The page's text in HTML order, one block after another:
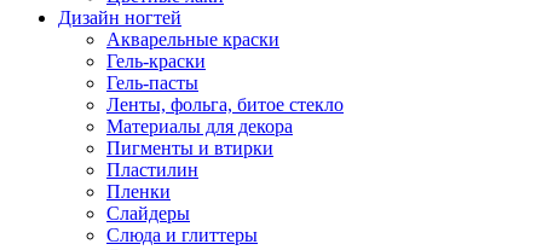
Дизайн ногтей
Акварельные краски
Гель-краски
Гель-пасты
Ленты, фольга, битое стекло
Материалы для декора
Пигменты и втирки
Пластилин
Пленки
Слайдеры
Слюда и глиттеры